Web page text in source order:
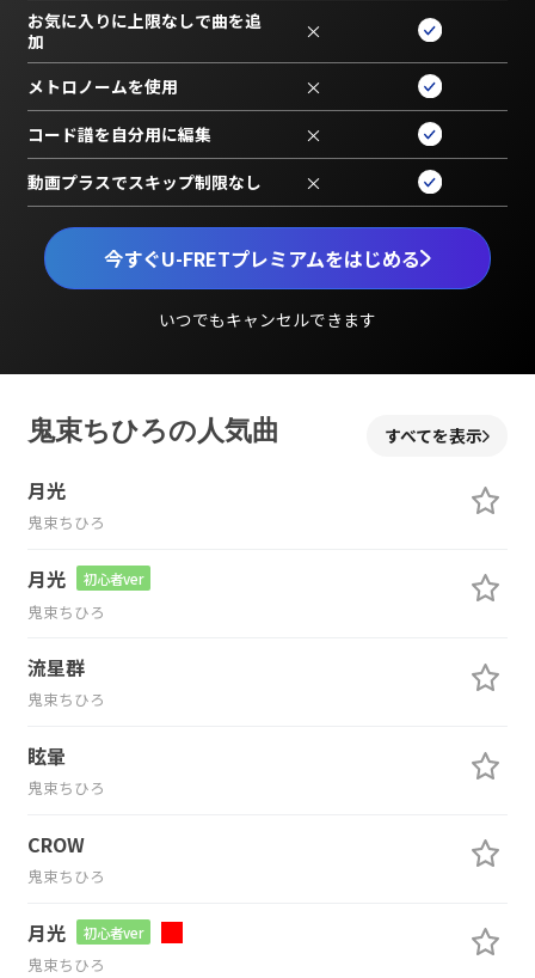
今すぐU-FRETプレミアムをはじめる
いつでもキャンセルできます
お気に入りに上限なしで曲を追
加
×
メトロノームを使用 ×
コード譜を自分用に編集 ×
動画プラスでスキップ制限なし ×
鬼束ちひろの人気曲 すべてを表示
月光
鬼束ちひろ
月光 初心者ver
鬼束ちひろ
流星群
鬼束ちひろ
眩暈
鬼束ちひろ
CROW
鬼束ちひろ
月光 初心者ver
鬼束ちひろ